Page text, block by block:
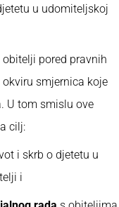
u udomiteljskoj
pored pravnih
smjernica koje
U tom smislu ove
cilj:
i skrb o djetetu u
i